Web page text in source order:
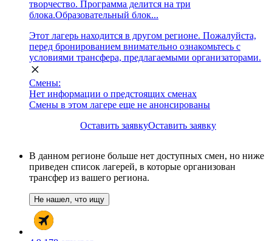
творчество. Программа делится на три
блока.Образовательный блок...
Этот лагерь находится в другом регионе. Пожалуйста,
перед бронированием внимательно ознакомьтесь с
условиями трансфера, предлагаемыми организаторами.
Смены:
Нет информации о предстоящих сменах
Смены в этом лагере еще не анонсированы
Оставить заявкуОставить заявку
В данном регионе больше нет доступных смен, но ниже
приведен список лагерей, в которые организован
трансфер из вашего региона.
Не нашел, что ищу